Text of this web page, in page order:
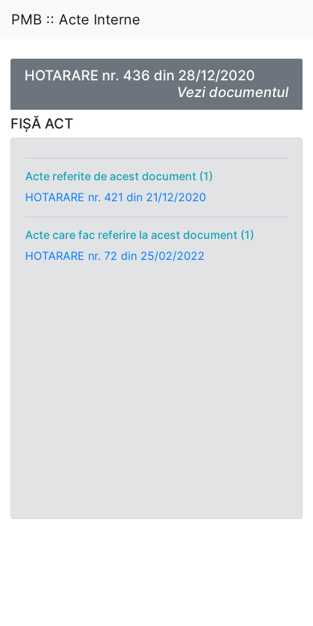
PMB :: Acte Interne
HOTARARE nr. 436 din 28/12/2020
Vezi documentul
FIȘĂ ACT
Acte referite de acest document (1)
HOTARARE nr. 421 din 21/12/2020
Acte care fac referire la acest document (1)
HOTARARE nr. 72 din 25/02/2022